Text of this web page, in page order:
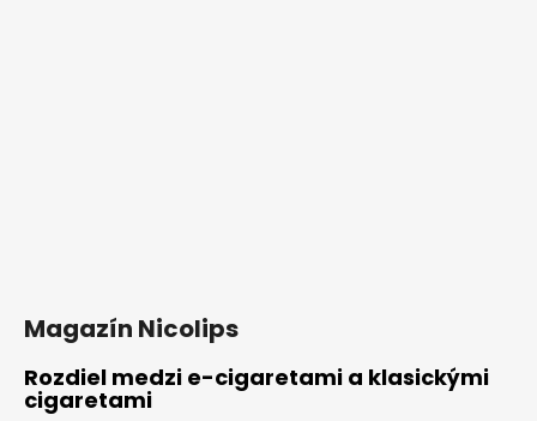
Magazín Nicolips
Rozdiel medzi e-cigaretami a klasickými
cigaretami